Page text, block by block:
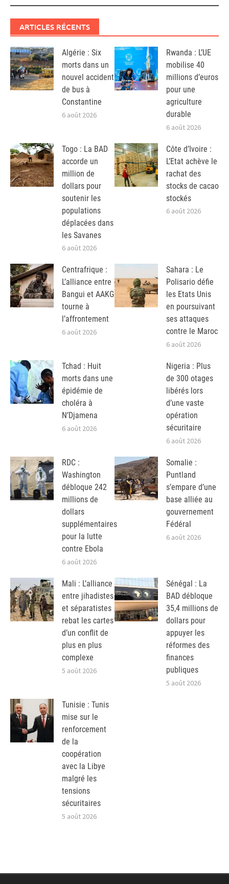
ARTICLES RÉCENTS
Algérie : Six
morts dans un
nouvel accident
de bus à
Constantine
6 août 2026
Rwanda : L’UE
mobilise 40
millions d’euros
pour une
agriculture
durable
6 août 2026
Togo : La BAD
accorde un
million de
dollars pour
soutenir les
populations
déplacées dans
les Savanes
6 août 2026
Côte d’Ivoire :
L’Etat achève le
rachat des
stocks de cacao
stockés
6 août 2026
Centrafrique :
L’alliance entre
Bangui et AAKG
tourne à
l’affrontement
6 août 2026
Sahara : Le
Polisario défie
les Etats Unis
en poursuivant
ses attaques
contre le Maroc
6 août 2026
Tchad : Huit
morts dans une
épidémie de
choléra à
N’Djamena
6 août 2026
Nigeria : Plus
de 300 otages
libérés lors
d’une vaste
opération
sécuritaire
6 août 2026
RDC :
Washington
débloque 242
millions de
dollars
supplémentaires
pour la lutte
contre Ebola
6 août 2026
Somalie :
Puntland
s’empare d’une
base alliée au
gouvernement
Fédéral
6 août 2026
Mali : L’alliance
entre jihadistes
et séparatistes
rebat les cartes
d’un conflit de
plus en plus
complexe
5 août 2026
Sénégal : La
BAD débloque
35,4 millions de
dollars pour
appuyer les
réformes des
finances
publiques
5 août 2026
Tunisie : Tunis
mise sur le
renforcement
de la
coopération
avec la Libye
malgré les
tensions
sécuritaires
5 août 2026